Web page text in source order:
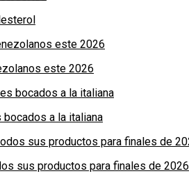
este 2026
a la italiana
sus productos para finales de 2026